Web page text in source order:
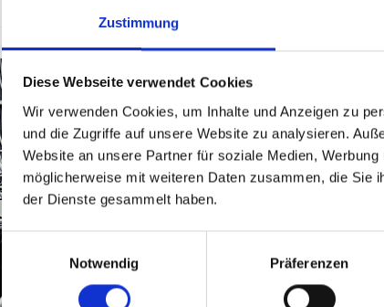
Zustimmung
Diese Webseite verwendet Cookies
Wir verwenden Cookies, um Inhalte und Anzeigen zu
und die Zugriffe auf unsere Website zu analysieren.
Website an unsere Partner für soziale Medien,
möglicherweise mit weiteren Daten zusammen, die Sie
der Dienste gesammelt haben.
Einwilligungsauswahl
Notwendig
Präferenzen